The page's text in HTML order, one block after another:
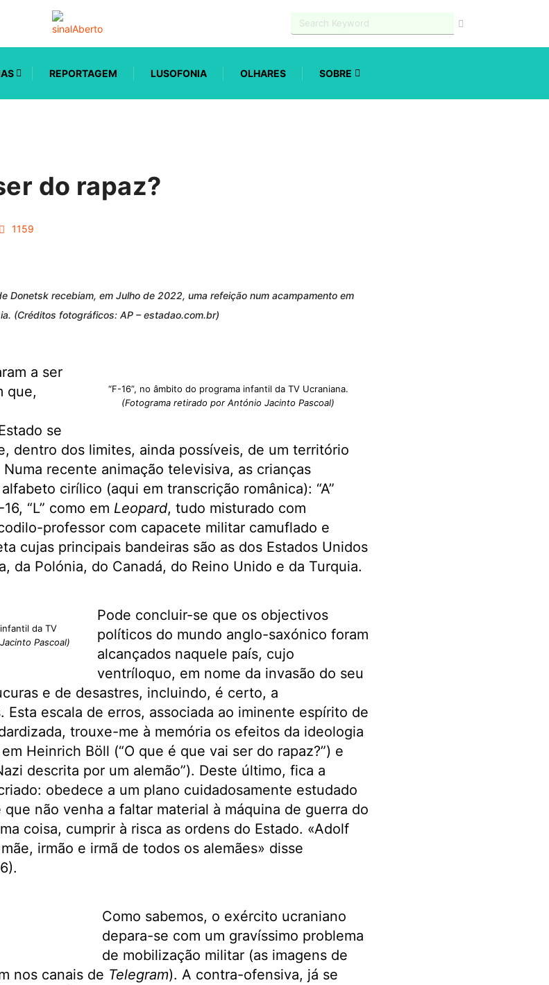
REPORTAGEM LUSOFONIA OLHARES SOBRE
do rapaz?
1159
Donetsk recebiam, em Julho de 2022, uma refeição num acampamento em
(Créditos fotográficos: AP – estadao.com.br)
“F-16”, no âmbito do programa infantil da TV Ucraniana.
(Fotograma retirado por António Jacinto Pascoal)
a ser
que,
se
dentro dos limites, ainda possíveis, de um território
recente animação televisiva, as crianças
cirílico (aqui em transcrição românica): “A”
“L” como em Leopard, tudo misturado com
professor com capacete militar camuflado e
cujas principais bandeiras são as dos Estados Unidos
da Polónia, do Canadá, do Reino Unido e da Turquia.
da TV
Pascoal)
Pode concluir-se que os objectivos
políticos do mundo anglo-saxónico foram
alcançados naquele país, cujo
ventríloquo, em nome da invasão do seu
e de desastres, incluindo, é certo, a
Esta escala de erros, associada ao iminente espírito de
trouxe-me à memória os efeitos da ideologia
Heinrich Böll (“O que é que vai ser do rapaz?”) e
descrita por um alemão”). Deste último, fica a
obedece a um plano cuidadosamente estudado
não venha a faltar material à máquina de guerra do
coisa, cumprir à risca as ordens do Estado. «Adolf
irmão e irmã de todos os alemães» disse
Como sabemos, o exército ucraniano
depara-se com um gravíssimo problema
de mobilização militar (as imagens de
nos canais de Telegram). A contra-ofensiva, já se